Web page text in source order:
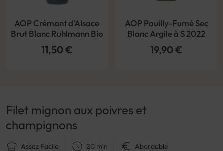
AOP Crémant d’Alsace
Brut Blanc Ruhlmann Bio
11,50 €
AOP Pouilly-Fumé Sec
Blanc Argile à S 2022
19,90 €
Filet mignon aux poivres et
champignons
Assez Facile 20 min Abordable